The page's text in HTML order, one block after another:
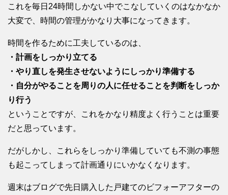
これを毎日24時間しかない中でこなしていくのはなかなか
大変で、時間の管理がかなり大事になってきます。
時間を作るために工夫しているのは、
・計画をしっかり立てる
・やり直しを発生させないようにしっかり準備する
・自分がやることを周りの人に任せることを判断をしっか
り行う
ということですが、これをかなり精度よく行うことは重要
だと思っています。
だがしかし、これらをしっかり準備していても不測の事態
も起こってしまって計画通りにいかなくなります。
週末はブログで先日購入した戸建てのビフォーアフターの